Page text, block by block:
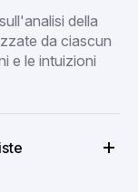
della
da ciascun
e le intuizioni